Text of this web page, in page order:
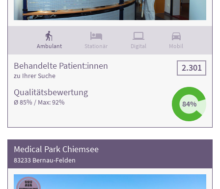
Ambulant Stationär Digital Mobil
Qualitäts­bewertung
Ø 85% / Max: 92% 84%
Behandelte Patient:innen
zu Ihrer Suche
2.301
Medical Park Chiemsee
83233 Bernau-Felden